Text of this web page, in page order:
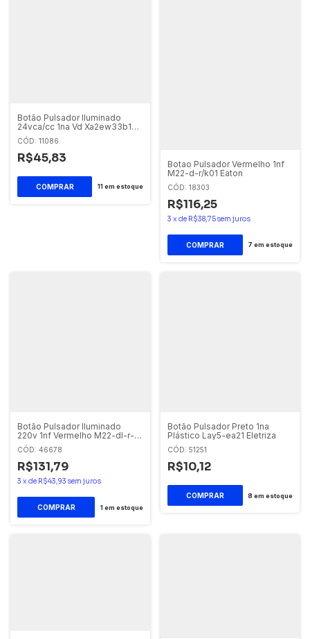
Botão Pulsador Iluminado
24vca/cc 1na Vd Xa2ew33b1
Schneider
CÓD: 11086
R$45,83
11 em estoque
Botao Pulsador Vermelho 1nf
M22-d-r/k01 Eaton
CÓD: 18303
R$116,25
3 x de R$38,75sem juros
7 em estoque
Botão Pulsador Iluminado
220v 1nf Vermelho M22-dl-r-
x0/k01/230 Eaton
CÓD: 46678
R$131,79
3 x de R$43,93 sem juros
1 em estoque
Botão Pulsador Preto 1na
Plástico Lay5-ea21 Eletriza
CÓD: 51251
R$10,12
8 em estoque